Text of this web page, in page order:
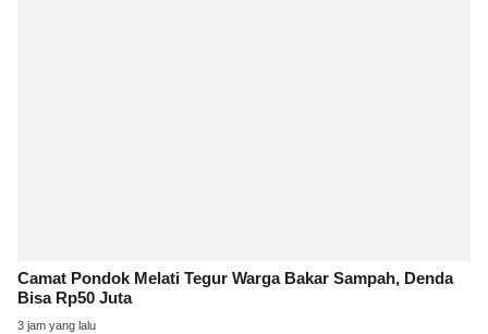
Camat Pondok Melati Tegur Warga Bakar Sampah, Denda
Bisa Rp50 Juta
3 jam yang lalu